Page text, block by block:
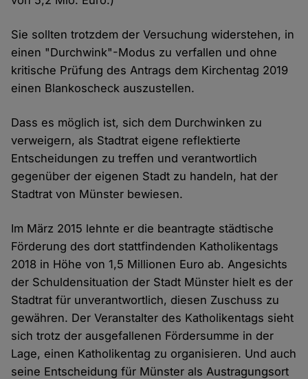
Sie sollten trotzdem der Versuchung widerstehen, in
einen "Durchwink"-Modus zu verfallen und ohne
kritische Prüfung des Antrags dem Kirchentag 2019
einen Blankoscheck auszustellen.
Dass es möglich ist, sich dem Durchwinken zu
verweigern, als Stadtrat eigene reflektierte
Entscheidungen zu treffen und verantwortlich
gegenüber der eigenen Stadt zu handeln, hat der
Stadtrat von Münster bewiesen.
Im März 2015 lehnte er die beantragte städtische
Förderung des dort stattfindenden Katholikentags
2018 in Höhe von 1,5 Millionen Euro ab. Angesichts
der Schuldensituation der Stadt Münster hielt es der
Stadtrat für unverantwortlich, diesen Zuschuss zu
gewähren. Der Veranstalter des Katholikentags sieht
sich trotz der ausgefallenen Fördersumme in der
Lage, einen Katholikentag zu organisieren. Und auch
seine Entscheidung für Münster als Austragungsort
Cookies